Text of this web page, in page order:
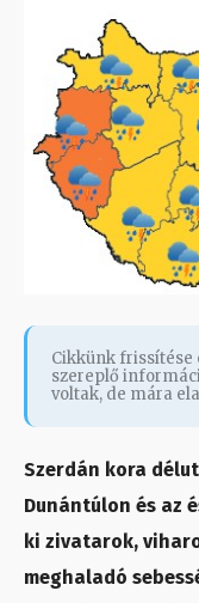
Cikkünk frissítése
szereplő
voltak, de mára
Szerdán kora
Dunántúlon és az
ki zivatarok,
meghaladó